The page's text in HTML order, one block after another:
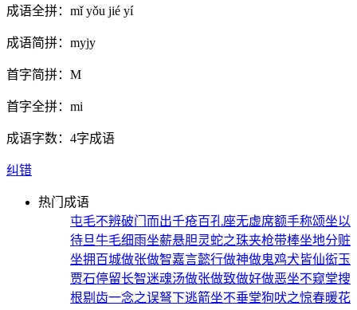
成语全拼： mǐ yǒu jié yí
成语简拼： myjy
首字简拼： M
首字全拼： mi
成语字数： 4字成语
纠错
热门成语
屯毛不辨破门而出千疮百孔座无虚席额手称颂坐以
待旦牛毛细雨坐薪悬胆灵蛇之珠夹枪带棒坐地分赃
坐拥百城做张做智嘉言懿行做神做鬼鸡犬皆仙衒玉
贾石停留长智迷魂汤做张做致做好做恶坐不窥堂搜
根剔齿一念之误弩下逃箭坐不垂堂狗吠之惊春暖花